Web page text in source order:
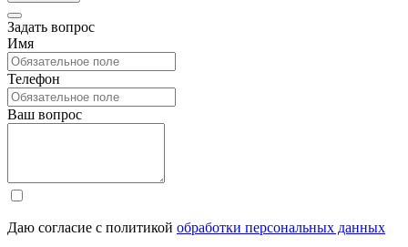
Задать вопрос
Имя
Телефон
Ваш вопрос
Даю согласие с политикой обработки персональных данных